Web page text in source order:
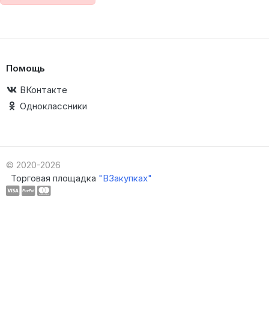
Помощь
ВКонтакте
Одноклассники
© 2020-2026
Торговая площадка "ВЗакупках"